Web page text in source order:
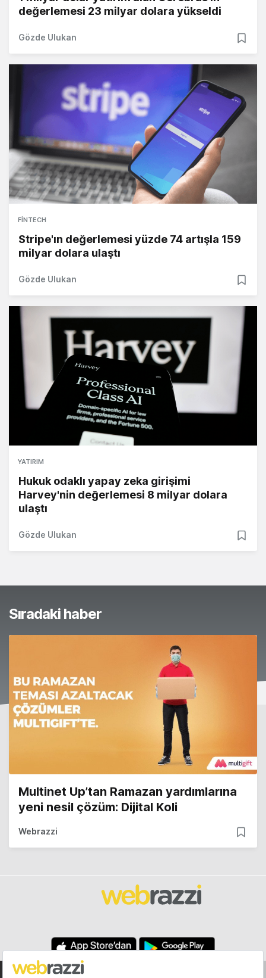
değerlemesi 23 milyar dolara yükseldi
Gözde Ulukan
FINTECH
Stripe'ın değerlemesi yüzde 74 artışla 159
milyar dolara ulaştı
Gözde Ulukan
YATIRIM
Hukuk odaklı yapay zeka girişimi
Harvey'nin değerlemesi 8 milyar dolara
ulaştı
Gözde Ulukan
Sıradaki haber
Multinet Up’tan Ramazan yardımlarına
yeni nesil çözüm: Dijital Koli
Webrazzi